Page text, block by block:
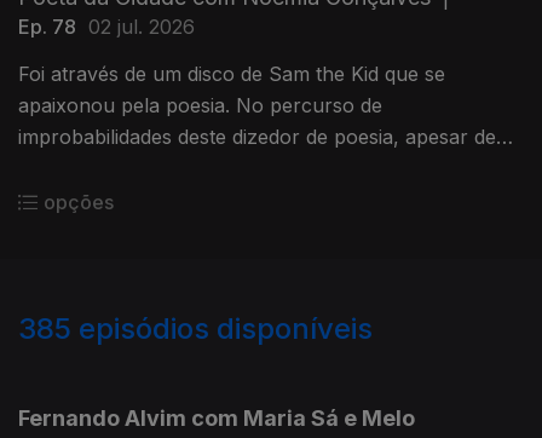
Ep. 78 02 jul. 2026
Foi através de um disco de Sam the Kid que se
apaixonou pela poesia. No percurso de
improbabilidades deste dizedor de poesia, apesar de
que se destacou.
opções
385 episódios disponíveis
Fernando Alvim com Maria Sá e Melo